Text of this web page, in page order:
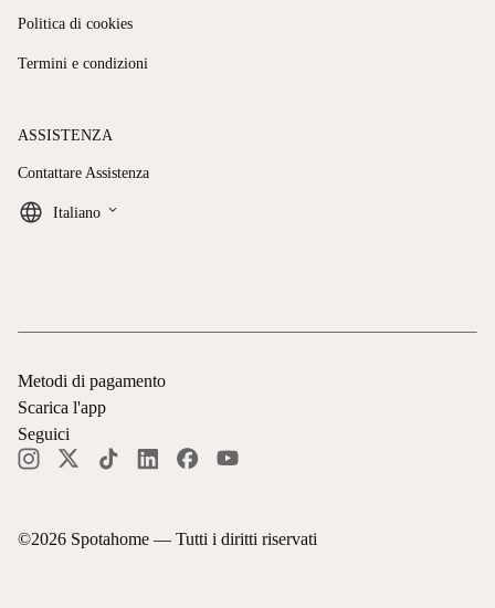
Politica di cookies
Termini e condizioni
ASSISTENZA
Contattare Assistenza
Italiano keyboard_arrow_down
©2026 Spotahome — Tutti i diritti riservati
Metodi di pagamento
Scarica l'app
Seguici